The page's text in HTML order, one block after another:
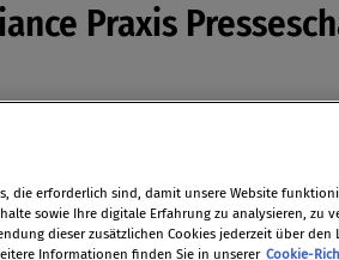
Praxis
Web.
die erforderlich sind, damit unsere Website
sowie Ihre digitale Erfahrung zu analysieren, zu
dieser zusätzlichen Cookies jederzeit über den
Informationen finden Sie in unserer Cookie-